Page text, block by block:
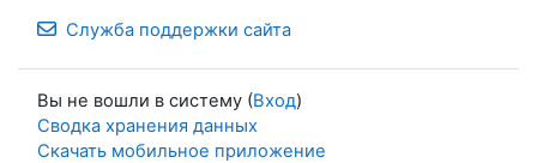
Служба поддержки сайта
Вы не вошли в систему (Вход)
Сводка хранения данных
Скачать мобильное приложение